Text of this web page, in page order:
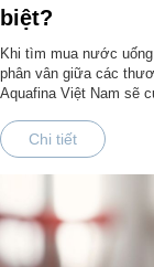
biệt?
Khi tìm mua nước
phân vân giữa các
Aquafina Việt Nam sẽ
Chi tiết